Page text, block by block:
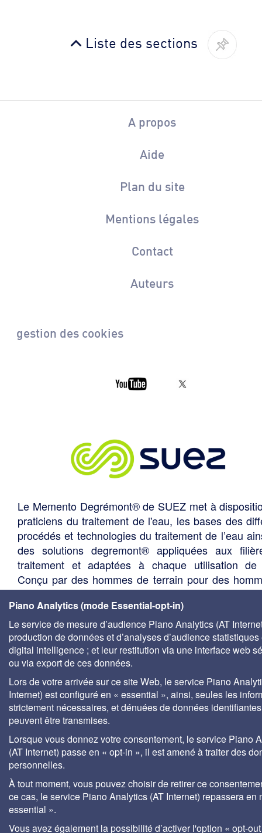
Liste des sections
A propos
Aide
Plan du site
Mentions légales
Contact
Auteurs
gestion des cookies
Le Memento Degrémont® de SUEZ met à
praticiens du traitement de l'eau, les bases des
procédés et technologies du traitement de l’eau
des solutions degremont® appliquées aux
traitement et adaptées à chaque utilisation de
Conçu par des hommes de terrain pour des
terrain, cet outil précieux est
responsables de site, responsables
responsables qualité, responsables maintenance,
les acteurs du développement durable, aux
l'eau, aux centres de documentation
bureaux d'études, services techniques des élus,
de gestion des eaux, etc.
Piano Analytics (mode Essential-opt-in)
Le service de mesure d’audience Piano Analytics (AT
production de données et d’analyses d’audience statistiques
digital intelligence ; et leur restitution via une interface web
ou via export de ces données.
Lors de votre arrivée sur ce site Web, le service Piano
Internet) est configuré en « essential », ainsi, seules les
strictement nécessaires, et dénuées de données
peuvent être transmises.
Lorsque vous donnez votre consentement, le service Piano
(AT Internet) passe en « opt-in », il est amené à traiter des
personnelles.
À tout moment, vous pouvez choisir de retirer ce
ce cas, le service Piano Analytics (AT Internet) repassera en
essential ».
Vous avez également la possibilité d’activer l'option « opt-